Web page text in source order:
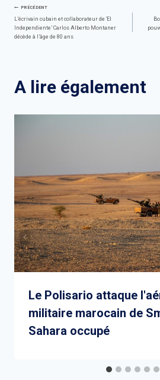
Navigation
de
PRÉCÉDENT
L’écrivain cubain et collaborateur de ‘El
Independiente’ Carlos Alberto Montaner
décède à l’âge de 80 ans
A lire également
Le Polisario attaque
militaire marocain de
Sahara occupé